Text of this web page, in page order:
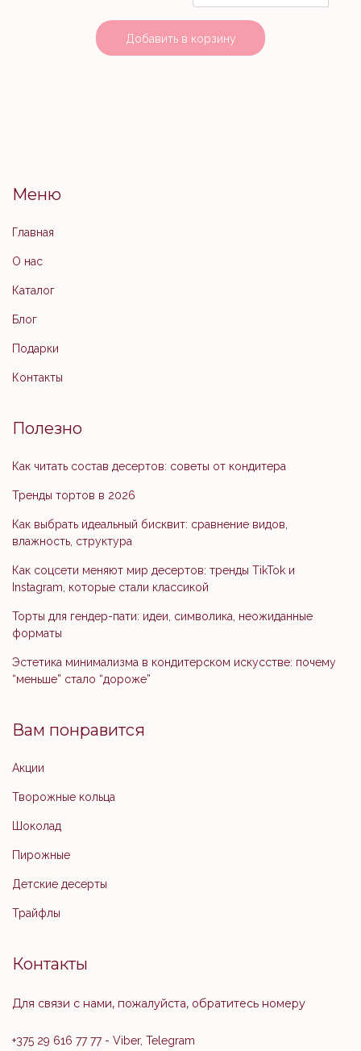
Добавить в корзину
Меню
Главная
О нас
Каталог
Блог
Подарки
Контакты
Полезно
Как читать состав десертов: советы от кондитера
Тренды тортов в 2026
Как выбрать идеальный бисквит: сравнение видов,
влажность, структура
Как соцсети меняют мир десертов: тренды TikTok и
Instagram, которые стали классикой
Торты для гендер-пати: идеи, символика, неожиданные
форматы
Эстетика минимализма в кондитерском искусстве: почему
“меньше” стало “дороже”
Вам понравится
Акции
Творожные кольца
Шоколад
Пирожные
Детские десерты
Трайфлы
Контакты
Для связи с нами, пожалуйста, обратитесь номеру
+375 29 616 77 77- Viber, Telegram